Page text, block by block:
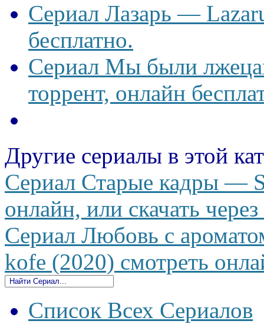
Сериал Лазарь —
бесплатно.
Сериал Мы были
торрент, онлайн
Другие сериалы в этой
Сериал Старые кадры —
онлайн, или скачать
Сериал Любовь с
kofe (2020) смотреть
Список Всех Сериалов